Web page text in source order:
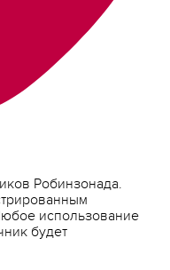
Робинзонада.
использование
будет